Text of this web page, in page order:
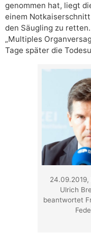
genommen hat, liegt
einem
den Säugling zu
„Multiples
Tage später die
24.09.2019,
Ulrich
beantwortet